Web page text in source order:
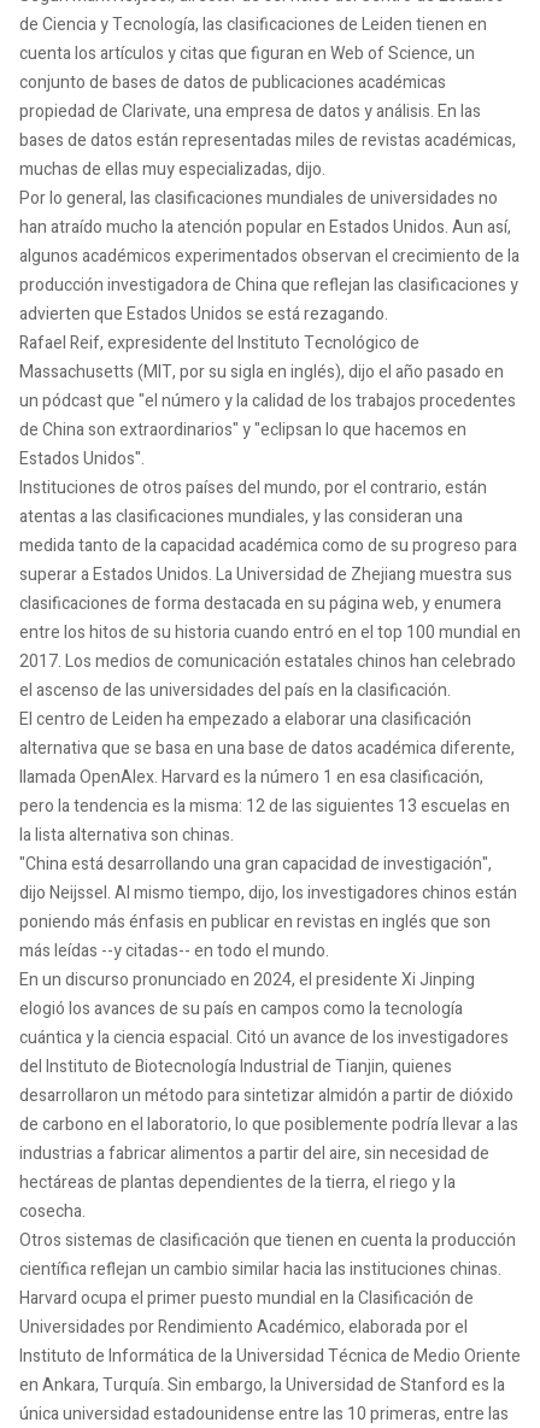
de Ciencia y Tecnología, las clasificaciones de Leiden tienen en
cuenta los artículos y citas que figuran en Web of Science, un
conjunto de bases de datos de publicaciones académicas
propiedad de Clarivate, una empresa de datos y análisis. En las
bases de datos están representadas miles de revistas académicas,
muchas de ellas muy especializadas, dijo.
Por lo general, las clasificaciones mundiales de universidades no
han atraído mucho la atención popular en Estados Unidos. Aun así,
algunos académicos experimentados observan el crecimiento de la
producción investigadora de China que reflejan las clasificaciones y
advierten que Estados Unidos se está rezagando.
Rafael Reif, expresidente del Instituto Tecnológico de
Massachusetts (MIT, por su sigla en inglés), dijo el año pasado en
un pódcast que "el número y la calidad de los trabajos procedentes
de China son extraordinarios" y "eclipsan lo que hacemos en
Estados Unidos".
Instituciones de otros países del mundo, por el contrario, están
atentas a las clasificaciones mundiales, y las consideran una
medida tanto de la capacidad académica como de su progreso para
superar a Estados Unidos. La Universidad de Zhejiang muestra sus
clasificaciones de forma destacada en su página web, y enumera
entre los hitos de su historia cuando entró en el top 100 mundial en
2017. Los medios de comunicación estatales chinos han celebrado
el ascenso de las universidades del país en la clasificación.
El centro de Leiden ha empezado a elaborar una clasificación
alternativa que se basa en una base de datos académica diferente,
llamada OpenAlex. Harvard es la número 1 en esa clasificación,
pero la tendencia es la misma: 12 de las siguientes 13 escuelas en
la lista alternativa son chinas.
"China está desarrollando una gran capacidad de investigación",
dijo Neijssel. Al mismo tiempo, dijo, los investigadores chinos están
poniendo más énfasis en publicar en revistas en inglés que son
más leídas --y citadas-- en todo el mundo.
En un discurso pronunciado en 2024, el presidente Xi Jinping
elogió los avances de su país en campos como la tecnología
cuántica y la ciencia espacial. Citó un avance de los investigadores
del Instituto de Biotecnología Industrial de Tianjin, quienes
desarrollaron un método para sintetizar almidón a partir de dióxido
de carbono en el laboratorio, lo que posiblemente podría llevar a las
industrias a fabricar alimentos a partir del aire, sin necesidad de
hectáreas de plantas dependientes de la tierra, el riego y la
cosecha.
Otros sistemas de clasificación que tienen en cuenta la producción
científica reflejan un cambio similar hacia las instituciones chinas.
Harvard ocupa el primer puesto mundial en la Clasificación de
Universidades por Rendimiento Académico, elaborada por el
Instituto de Informática de la Universidad Técnica de Medio Oriente
en Ankara, Turquía. Sin embargo, la Universidad de Stanford es la
única universidad estadounidense entre las 10 primeras, entre las